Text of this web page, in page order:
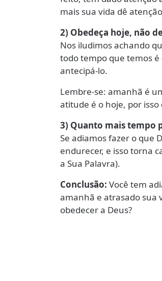
mais sua vida dê
2) Obedeça hoje, não
Nos iludimos achando
todo tempo que temos
antecipá-lo.
Lembre-se: amanhã é
atitude é o hoje, por
3) Quanto mais tempo
Se adiamos fazer o que
endurecer, e isso torna
a Sua Palavra).
Conclusão: Você tem
amanhã e atrasado sua
obedecer a Deus?